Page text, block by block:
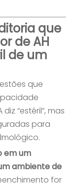
que
de AH
de um
que
“estéril”, mas
para
em um
ambiente de
for